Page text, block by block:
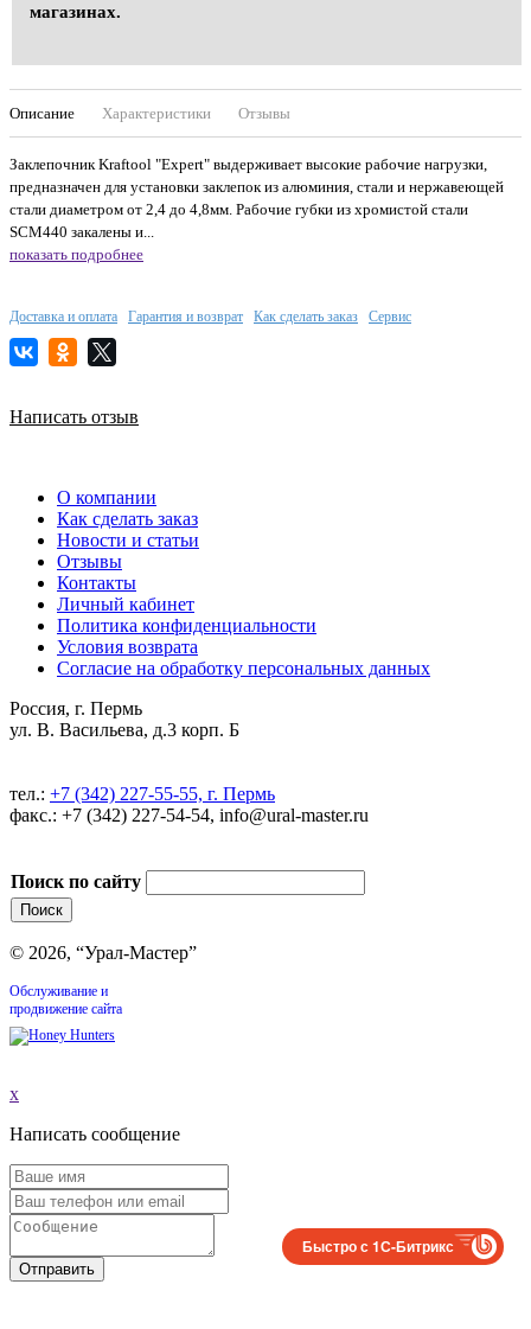
магазинах.
Описание Характеристики Отзывы
Заклепочник Kraftool "Expert" выдерживает высокие рабочие нагрузки,
предназначен для установки заклепок из алюминия, стали и нержавеющей
стали диаметром от 2,4 до 4,8мм. Рабочие губки из хромистой стали
SCM440 закалены и...
показать подробнее
Доставка и оплата Гарантия и возврат Как сделать заказ Сервис
Написать отзыв
О компании
Как сделать заказ
Новости и статьи
Отзывы
Контакты
Личный кабинет
Политика конфиденциальности
Условия возврата
Согласие на обработку персональных данных
Россия, г. Пермь
ул. В. Васильева, д.3 корп. Б
тел.: +7 (342) 227-55-55, г. Пермь
факс.: +7 (342) 227-54-54, info@ural-master.ru
Поиск по сайту
© 2026, “Урал-Мастер”
Обслуживание и
продвижение сайта
x
Написать сообщение
Отправить
Быстро с 1С-Битрикс